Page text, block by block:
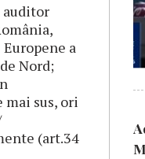
auditor
a
Nord;
sus, ori
(art.34